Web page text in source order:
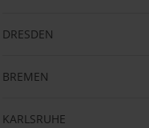
DRESDEN
BREMEN
KARLSRUHE